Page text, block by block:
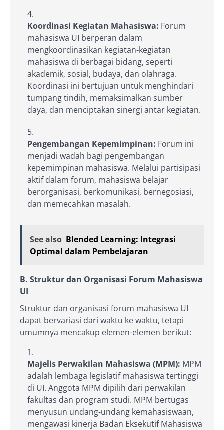
Koordinasi Kegiatan Mahasiswa: Forum
mahasiswa UI berperan dalam
mengkoordinasikan kegiatan-kegiatan
mahasiswa di berbagai bidang, seperti
akademik, sosial, budaya, dan olahraga.
Koordinasi ini bertujuan untuk menghindari
tumpang tindih, memaksimalkan sumber
daya, dan menciptakan sinergi antar kegiatan.
Pengembangan Kepemimpinan: Forum ini
menjadi wadah bagi pengembangan
kepemimpinan mahasiswa. Melalui partisipasi
aktif dalam forum, mahasiswa belajar
berorganisasi, berkomunikasi, bernegosiasi,
dan memecahkan masalah.
See also Blended Learning: Integrasi
Optimal dalam Pembelajaran
B. Struktur dan Organisasi Forum Mahasiswa
UI
Struktur dan organisasi forum mahasiswa UI
dapat bervariasi dari waktu ke waktu, tetapi
umumnya mencakup elemen-elemen berikut:
Majelis Perwakilan Mahasiswa (MPM): MPM
adalah lembaga legislatif mahasiswa tertinggi
di UI. Anggota MPM dipilih dari perwakilan
fakultas dan program studi. MPM bertugas
menyusun undang-undang kemahasiswaan,
mengawasi kinerja Badan Eksekutif Mahasiswa